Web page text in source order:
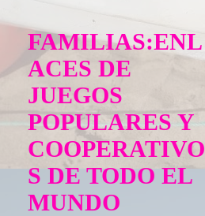
FAMILIAS:ENL
ACES DE
JUEGOS
POPULARES Y
COOPERATIVO
S DE TODO EL
MUNDO